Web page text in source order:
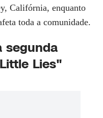
Califórnia, enquanto
toda a comunidade.
segunda
Lies"